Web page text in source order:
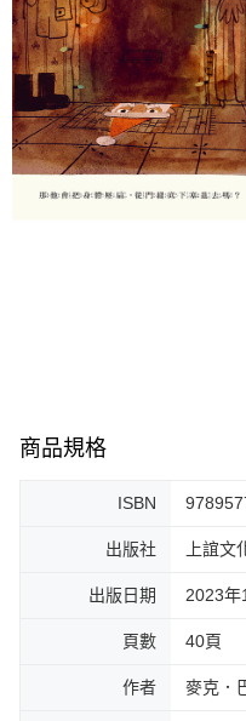
商品規格
ISBN
出版社 上誼文
出版日期 2023年
頁數 40頁
作者 麥克．